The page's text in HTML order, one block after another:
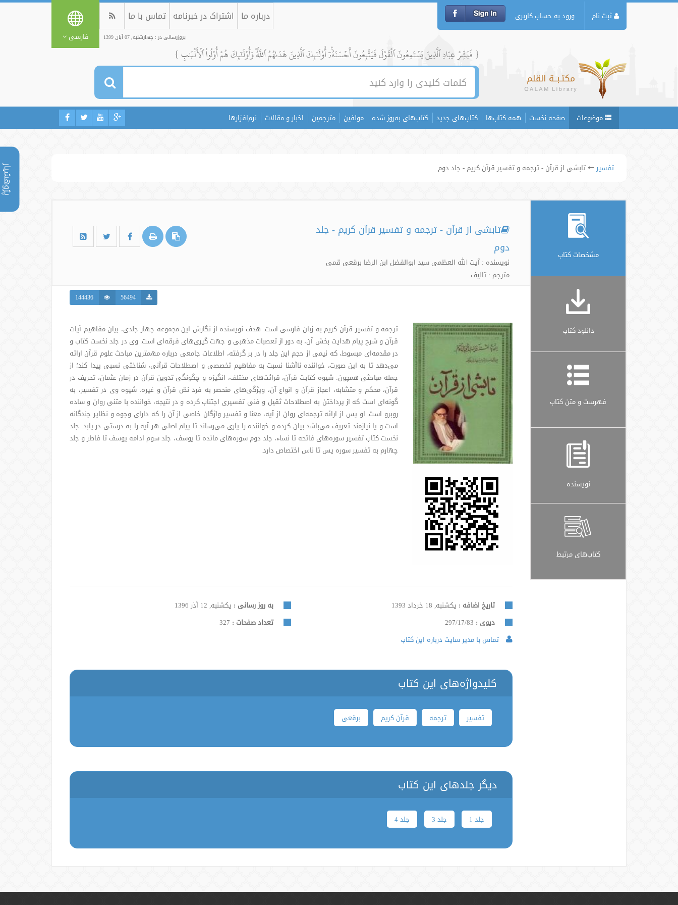
پژوهشیار
ثبت نام ورود به حساب کاربری درباره ما اشتراک در خبرنامه تماس با ما
بروزرسانی در : چهارشنبه, 07 آبان 1399 فارسی
{ فَبَشِّرۡ عِبَادِ ٱلَّذِينَ يَسۡتَمِعُونَ ٱلۡقَوۡلَ فَيَتَّبِعُونَ أَحۡسَنَهُۥٓۚ أُوْلَٰٓئِكَ ٱلَّذِينَ هَدَىٰهُمُ ٱللَّهُۖ وَأُوْلَٰٓئِكَ هُمۡ أُوْلُواْ ٱلۡأَلۡبَٰبِ }
موضوعات صفحه نخست همه کتاب‌ها کتاب‌های جدید کتاب‌های به‌روز شده مولفین مترجمین اخبار و مقالات نرم‌افزارها
تفسیر تابشی از قرآن - ترجمه و تفسیر قرآن کریم - جلد دوم
مشخصات کتاب
دانلود کتاب
فهرست و متن کتاب
نویسنده
کتاب‌های مرتبط
تابشی از قرآن - ترجمه و تفسیر قرآن کریم - جلد
دوم
نویسنده : آیت الله العظمی سید ابوالفضل ابن الرضا برقعی قمی
مترجم : تالیف
56494
144436
ترجمه و تفسیر قرآن کریم به زبان فارسی است. هدف نویسنده از نگارش این مجموعه چهار جلدی، بیان مفاهیم آیات
قرآن و شرح پیام هدایت بخش آن، به دور از تعصبات مذهبی و جهت گیری‌های فرقه‌ای است. وی در جلد نخست کتاب و
در مقدمه‌ای مبسوط، که نیمی از حجم این جلد را در بر گرفته، اطلاعات جامعی درباره مهمترین مباحث علوم قرآن ارائه
می‌دهد تا به این صورت، خواننده ناآشنا نسبت به مفاهیم تخصصی و اصطلاحات قرآنی، شناختی نسبی پیدا کند؛ از
جمله مباحثی همچون: شیوه کتابت قرآن، قرائت‌های مختلف، انگیزه و چگونگی تدوین قرآن در زمان عثمان، تحریف در
قرآن، محکم و متشابه، اعجاز قرآن و انواع آن، ویژگی‌های منحصر به فرد نصّ قرآن و غیره. شیوه وی در تفسیر، به
گونه‌ای است که از پرداختن به اصطلاحات ثقیل و فنی تفسیری اجتناب کرده و در نتیجه، خواننده با متنی روان و ساده
روبرو است. او پس از ارائه ترجمه‌ای روان از آیه، معنا و تفسیر واژگان خاصی از آن را که دارای وجوه و نظایر چندگانه
است و یا نیازمند تعریف می‌باشد بیان کرده و خواننده را یاری می‌رساند تا پیام اصلی هر آیه را به درستی در یابد. جلد
نخست کتاب تفسیر سوره‌های فاتحه تا نساء، جلد دوم سوره‌های مائده تا یوسف، جلد سوم ادامه یوسف تا فاطر و جلد
چهارم به تفسیر سوره یس تا ناس اختصاص دارد.
تاریخ اضافه : یکشنبه, 18 خرداد 1393 به روز رسانی : یکشنبه, 12 آذر 1396
دیوی : 297/17/83 تعداد صفحات :
تماس با مدیر سایت درباره این کتاب
کلیدواژه‌های این کتاب
تفسیر ترجمه قرآن کریم برقعی
دیگر جلدهای این کتاب
جلد 1 جلد 3 جلد 4